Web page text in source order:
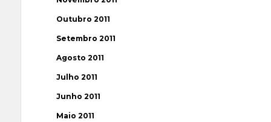
Outubro 2011
Setembro 2011
Agosto 2011
Julho 2011
Junho 2011
Maio 2011